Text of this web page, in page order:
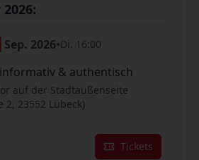
Sep. 2026•Di. 16:00
& authentisch
auf der Stadtaußenseite
2, 23552 Lübeck)
Tickets